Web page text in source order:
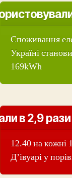
Споживання
Україні
169kWh
в 2,9
12.40 на кожні
Д’івуарі у